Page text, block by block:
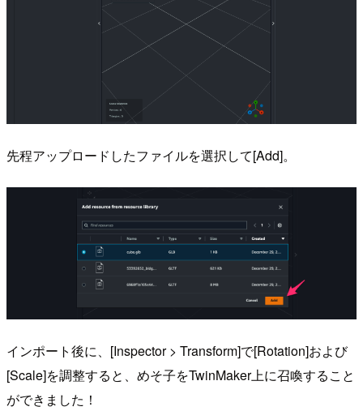
先程アップロードしたファイルを選択して[Add]。
インポート後に、[Inspector > Transform]で[Rotation]および
[Scale]を調整すると、めそ子をTwinMaker上に召喚すること
ができました！